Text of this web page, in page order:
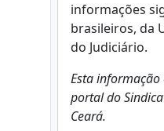
informações
brasileiros, da
do Judiciário.
Esta
portal do
Ceará.